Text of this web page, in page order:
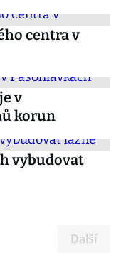
centra v
v
korun
vybudovat
Další